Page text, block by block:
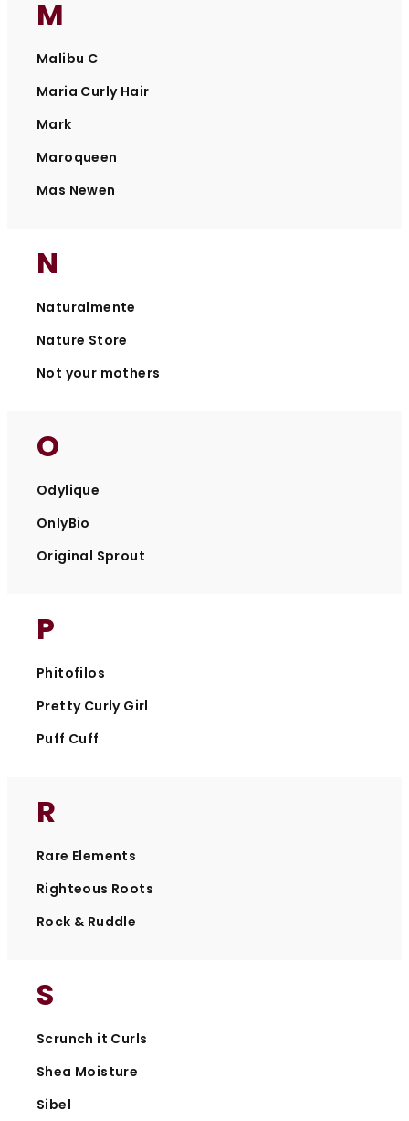
M
Malibu C
Maria Curly Hair
Mark
Maroqueen
Mas Newen
N
Naturalmente
Nature Store
Not your mothers
O
Odylique
OnlyBio
Original Sprout
P
Phitofilos
Pretty Curly Girl
Puff Cuff
R
Rare Elements
Righteous Roots
Rock & Ruddle
S
Scrunch it Curls
Shea Moisture
Sibel